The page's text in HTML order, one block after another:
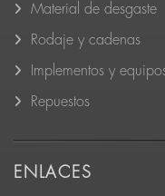
Material de desgaste
Rodaje y cadenas
Implementos y
Repuestos
ENLACES